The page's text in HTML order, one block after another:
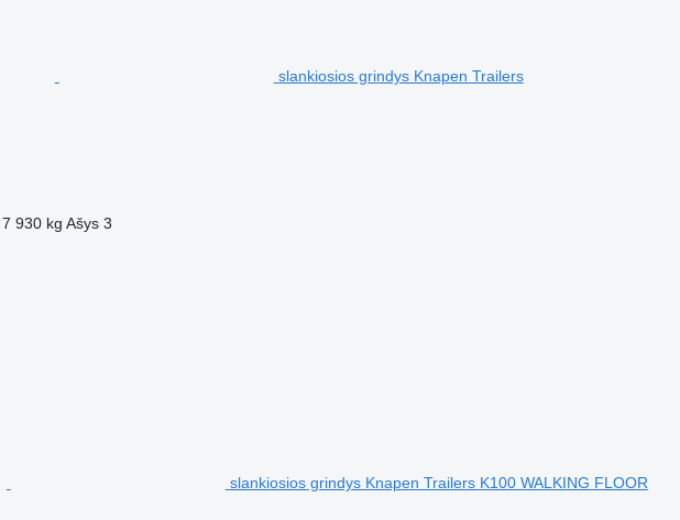
slankiosios grindys Knapen Trailers
7 930 kg Ašys 3
slankiosios grindys Knapen Trailers K100 WALKING FLOOR